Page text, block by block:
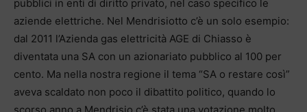
pubblici in enti di diritto privato, nel caso specifico le
aziende elettriche. Nel Mendrisiotto c’è un solo esempio:
dal 2011 l’Azienda gas elettricità AGE di Chiasso è
diventata una SA con un azionariato pubblico al 100 per
cento. Ma nella nostra regione il tema “SA o restare così”
aveva scaldato non poco il dibattito politico, quando lo